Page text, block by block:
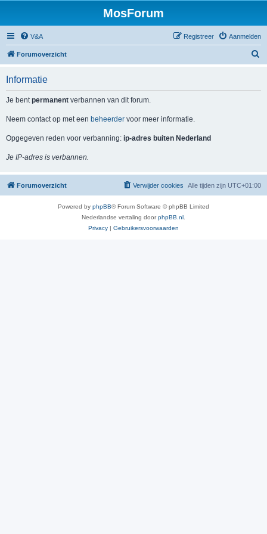
MosForum
V&A Aanmelden
Registreer
Forumoverzicht
Informatie
Je bentpermanent verbannen van dit forum.
Neem contact op met een beheerder voor meer informatie.
Opgegeven reden voor verbanning: ip-adres buiten Nederland
Je IP-adres is verbannen.
Forumoverzicht Alle tijden zijn UTC+01:00
Verwijder cookies
Powered by phpBB® Forum Software © phpBB Limited
Nederlandse vertaling doorphpBB.nl
Privacy | Gebruikersvoorwaarden